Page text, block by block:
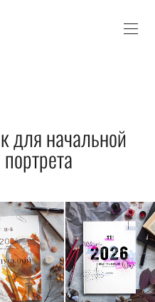
для начальной